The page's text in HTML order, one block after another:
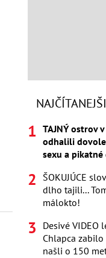
TAJNÝ ostrov
odhalili
sexu a
ŠOKUJÚCE
dlho tajili...
málokto!
Desivé VIDEO
Chlapca
našli o 150